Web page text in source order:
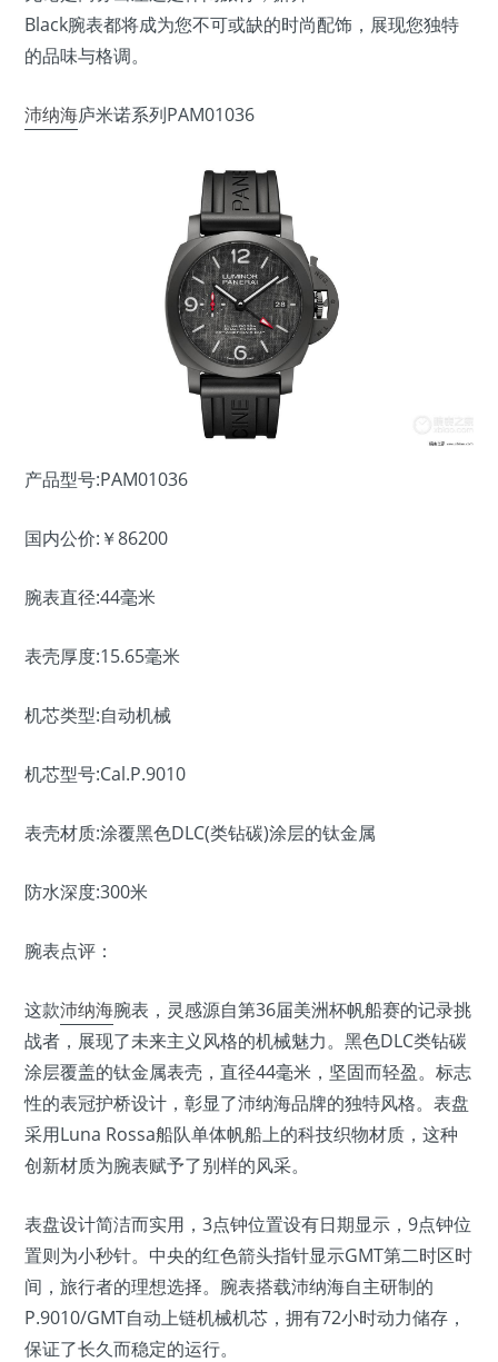
Black腕表都将成为您不可或缺的时尚配饰，展现您独特
的品味与格调。
沛纳海庐米诺系列PAM01036
产品型号:PAM01036
国内公价:￥86200
腕表直径:44毫米
表壳厚度:15.65毫米
机芯类型:自动机械
机芯型号:Cal.P.9010
表壳材质:涂覆黑色DLC(类钻碳)涂层的钛金属
防水深度:300米
腕表点评：
这款沛纳海腕表，灵感源自第36届美洲杯帆船赛的记录挑
战者，展现了未来主义风格的机械魅力。黑色DLC类钻碳
涂层覆盖的钛金属表壳，直径44毫米，坚固而轻盈。标志
性的表冠护桥设计，彰显了沛纳海品牌的独特风格。表盘
采用Luna Rossa船队单体帆船上的科技织物材质，这种
创新材质为腕表赋予了别样的风采。
表盘设计简洁而实用，3点钟位置设有日期显示，9点钟位
置则为小秒针。中央的红色箭头指针显示GMT第二时区时
间，旅行者的理想选择。腕表搭载沛纳海自主研制的
P.9010/GMT自动上链机械机芯，拥有72小时动力储存，
保证了长久而稳定的运行。